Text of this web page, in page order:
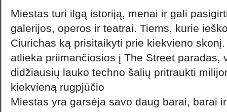
Miestas turi ilgą istoriją, menai ir gali
galerijos, operos ir teatrai. Tiems, kurie
Ciurichas ką prisitaikyti prie kiekvieno
atlieka priimančiosios į The Street paradas,
didžiausių lauko techno šalių pritraukti
kiekvieną rugpjūčio
Miestas yra garsėja savo daug barai, barai